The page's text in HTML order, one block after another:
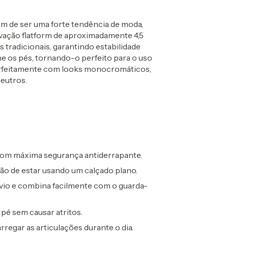
de ser uma forte tendência de moda,
flatform de aproximadamente 4,5
tradicionais, garantindo estabilidade
os pés, tornando-o perfeito para o uso
com looks monocromáticos,
máxima segurança antiderrapante.
de estar usando um calçado plano.
e combina facilmente com o guarda-
sem causar atritos.
as articulações durante o dia.